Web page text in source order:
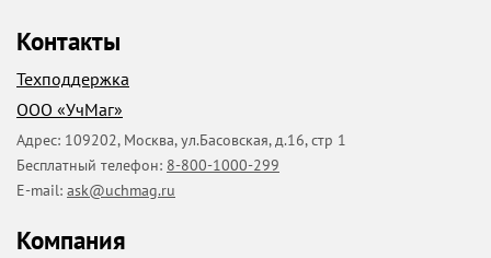
Контакты
Техподдержка
ООО «УчМаг»
Адрес: 109202, Москва,ул.Басовская, д.16, стр 1
Бесплатный телефон: 8-800-1000-299
E-mail: ask@uchmag.ru
Компания